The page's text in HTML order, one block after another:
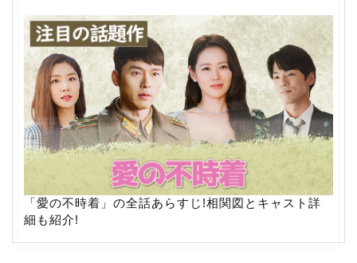
「愛の不時着」の全話あらすじ!相関図とキャスト詳
細も紹介!